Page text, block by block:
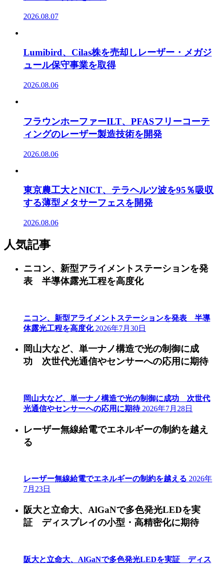
2026.08.07
Lumibird、Cilas株を売却しレーザー・メガジ
ュール保守事業を取得
2026.08.06
フラウンホーファーILT、PFASフリーコーテ
ィングのレーザー製造技術を開発
2026.08.06
東京農工大とNICT、テラヘルツ波を95％吸収
する薄型メタサーフェスを開発
2026.08.06
人気記事
ニコン、新型アライメントステーションを発
表 半導体露光工程を高度化
ニコン、新型アライメントステーションを発表 半導
体露光工程を高度化 2026年7月30日
岡山大など、単一ナノ構造で光の制御に成
功 次世代光通信やセンサーへの応用に期待
岡山大など、単一ナノ構造で光の制御に成功 次世代
光通信やセンサーへの応用に期待 2026年7月28日
レーザー無線給電でエネルギーの制約を越え
る
レーザー無線給電でエネルギーの制約を越える 2026年
7月23日
阪大と立命大、AlGaNで多色発光LEDを実
証 ディスプレイの小型・高精密化に期待
阪大と立命大、AlGaNで多色発光LEDを実証 ディス